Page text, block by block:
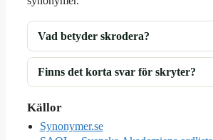
Vad betyder skrodera?
Finns det korta svar för skryter?
Källor
Synonymer.se